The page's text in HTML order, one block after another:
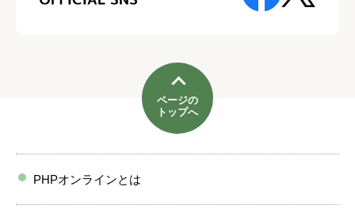
ページの
トップへ
PHPオンラインとは